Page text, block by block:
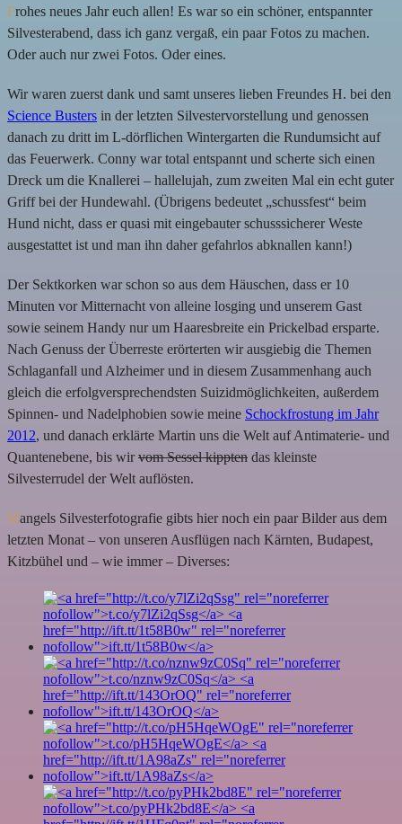
Frohes neues Jahr euch allen! Es war so ein schöner, entspannter
Silvesterabend, dass ich ganz vergaß, ein paar Fotos zu machen.
Oder auch nur zwei Fotos. Oder eines.
Wir waren zuerst dank und samt unseres lieben Freundes H. bei den
Science Busters in der letzten Silvestervorstellung und genossen
danach zu dritt im L-dörflichen Wintergarten die Rundumsicht auf
das Feuerwerk. Conny war total entspannt und scherte sich einen
Dreck um die Knallerei – hallelujah, zum zweiten Mal ein echt guter
Griff bei der Hundewahl. (Übrigens bedeutet „schussfest“ beim
Hund nicht, dass er quasi mit eingebauter schusssicherer Weste
ausgestattet ist und man ihn daher gefahrlos abknallen kann!)
Der Sektkorken war schon so aus dem Häuschen, dass er 10
Minuten vor Mitternacht von alleine losging und unserem Gast
sowie seinem Handy nur um Haaresbreite ein Prickelbad ersparte.
Nach Genuss der Überreste erörterten wir ausgiebig die Themen
Schlaganfall und Alzheimer und in diesem Zusammenhang auch
gleich die erfolgversprechendsten Suizidmöglichkeiten, außerdem
Spinnen- und Nadelphobien sowie meine Schockfrostung im Jahr
2012, und danach erklärte Martin uns die Welt auf Antimaterie- und
Quantenebene, bis wirvom Sessel kippten das kleinste
Silvesterrudel der Welt auflösten.
Mangels Silvesterfotografie gibts hier noch ein paar Bilder aus dem
letzten Monat – von unseren Ausflügen nach Kärnten, Budapest,
Kitzbühel und – wie immer – Diverses: